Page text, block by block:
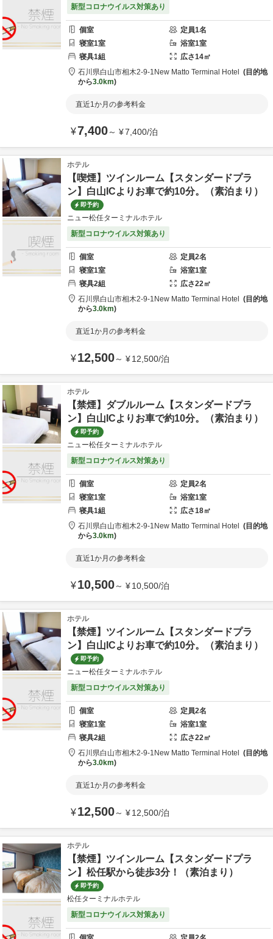
新型コロナウイルス対策あり
個室 定員1名
寝室1室 浴室1室
寝具1組 広さ14㎡
石川県白山市相木2-9-1 New Matto Terminal Hotel
目的地
から3.0km
直近1か月の参考料金
¥7,400～ ¥7,400/泊
ホテル
【喫煙】ツインルーム【スタンダードプラ
ン】白山ICよりお車で約10分。（素泊まり）
即予約
ニュー松任ターミナルホテル
新型コロナウイルス対策あり
個室 定員2名
寝室1室 浴室1室
寝具2組 広さ22㎡
石川県白山市相木2-9-1 New Matto Terminal Hotel
目的地
から3.0km
直近1か月の参考料金
¥12,500～ ¥12,500/泊
ホテル
【禁煙】ダブルルーム【スタンダードプラ
ン】白山ICよりお車で約10分。（素泊まり）
即予約
ニュー松任ターミナルホテル
新型コロナウイルス対策あり
個室 定員2名
寝室1室 浴室1室
寝具1組 広さ18㎡
石川県白山市相木2-9-1 New Matto Terminal Hotel
目的地
から3.0km
直近1か月の参考料金
¥10,500～ ¥10,500/泊
ホテル
【禁煙】ツインルーム【スタンダードプラ
ン】白山ICよりお車で約10分。（素泊まり）
即予約
ニュー松任ターミナルホテル
新型コロナウイルス対策あり
個室 定員2名
寝室1室 浴室1室
寝具2組 広さ22㎡
石川県白山市相木2-9-1 New Matto Terminal Hotel
目的地
から3.0km
直近1か月の参考料金
¥12,500～ ¥12,500/泊
ホテル
【禁煙】ツインルーム【スタンダードプラ
ン】松任駅から徒歩3分！（素泊まり）
即予約
松任ターミナルホテル
新型コロナウイルス対策あり